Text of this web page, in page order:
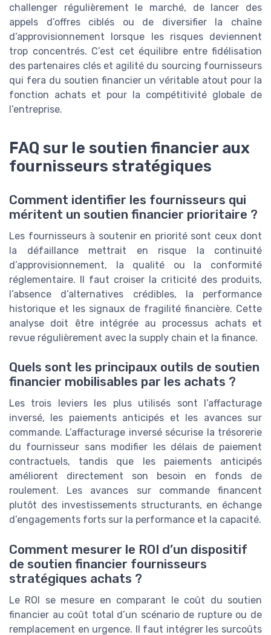
challenger régulièrement le marché, de lancer des
appels d’offres ciblés ou de diversifier la chaîne
d’approvisionnement lorsque les risques deviennent
trop concentrés. C’est cet équilibre entre fidélisation
des partenaires clés et agilité du sourcing fournisseurs
qui fera du soutien financier un véritable atout pour la
fonction achats et pour la compétitivité globale de
l’entreprise.
FAQ sur le soutien financier aux
fournisseurs stratégiques
Comment identifier les fournisseurs qui
méritent un soutien financier prioritaire ?
Les fournisseurs à soutenir en priorité sont ceux dont
la défaillance mettrait en risque la continuité
d’approvisionnement, la qualité ou la conformité
réglementaire. Il faut croiser la criticité des produits,
l’absence d’alternatives crédibles, la performance
historique et les signaux de fragilité financière. Cette
analyse doit être intégrée au processus achats et
revue régulièrement avec la supply chain et la finance.
Quels sont les principaux outils de soutien
financier mobilisables par les achats ?
Les trois leviers les plus utilisés sont l’affacturage
inversé, les paiements anticipés et les avances sur
commande. L’affacturage inversé sécurise la trésorerie
du fournisseur sans modifier les délais de paiement
contractuels, tandis que les paiements anticipés
améliorent directement son besoin en fonds de
roulement. Les avances sur commande financent
plutôt des investissements structurants, en échange
d’engagements forts sur la performance et la capacité.
Comment mesurer le ROI d’un dispositif
de soutien financier fournisseurs
stratégiques achats ?
Le ROI se mesure en comparant le coût du soutien
financier au coût total d’un scénario de rupture ou de
remplacement en urgence. Il faut intégrer les surcoûts